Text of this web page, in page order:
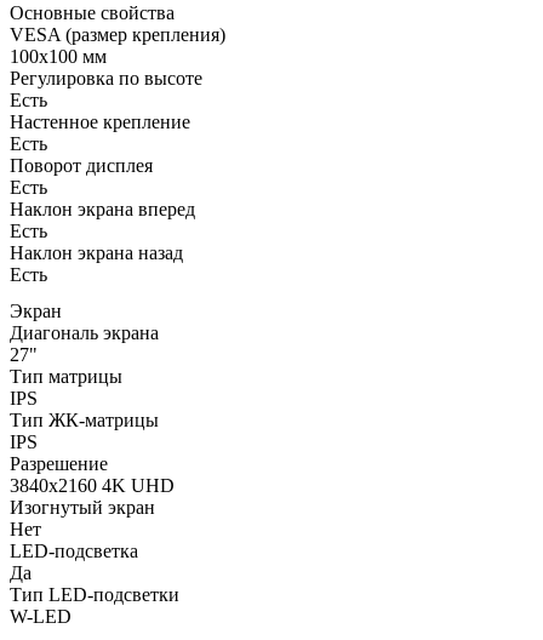
Основные свойства
VESA (размер крепления)
100x100 мм
Регулировка по высоте
Есть
Настенное крепление
Есть
Поворот дисплея
Есть
Наклон экрана вперед
Есть
Наклон экрана назад
Есть
Экран
Диагональ экрана
27"
Тип матрицы
IPS
Тип ЖК-матрицы
IPS
Разрешение
3840x2160 4K UHD
Изогнутый экран
Нет
LED-подсветка
Да
Тип LED-подсветки
W-LED